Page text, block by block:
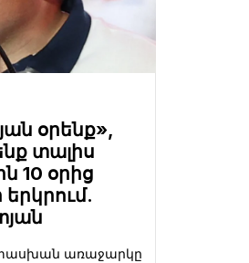
օրենք»,
տալիս
10 օրից
երկրում.
առաջարկը